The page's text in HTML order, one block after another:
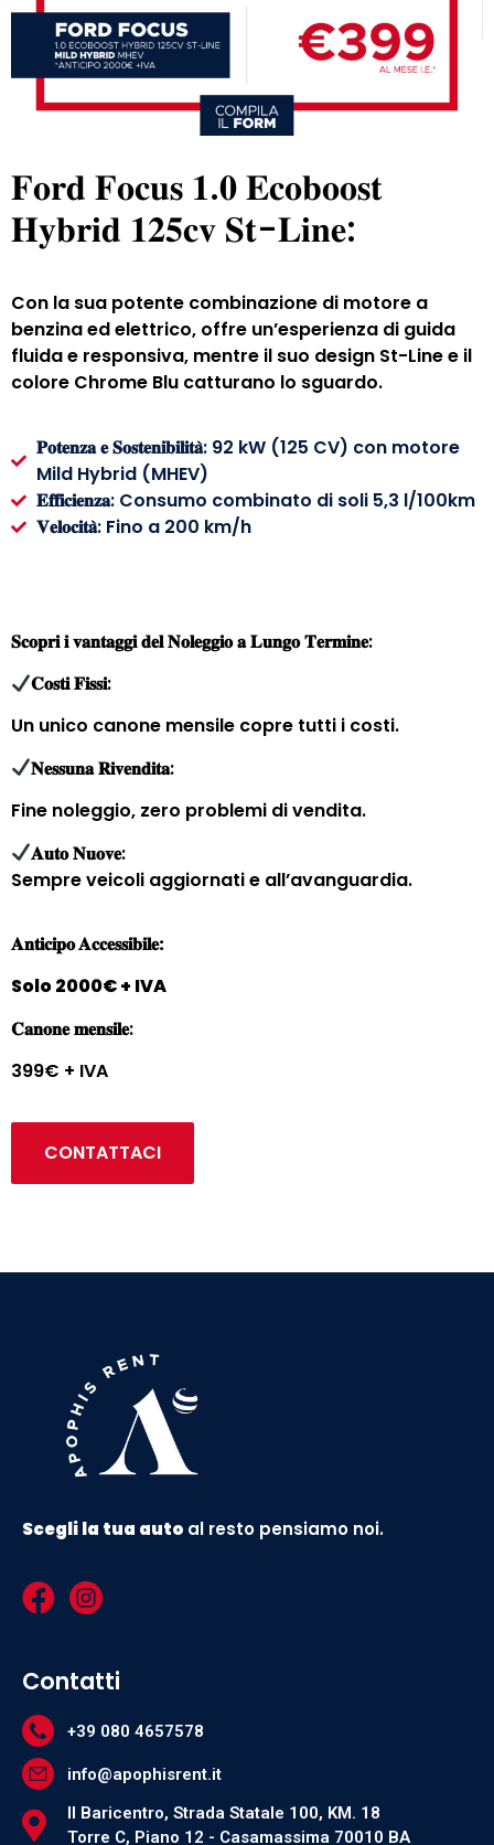
𝐅𝐨𝐫𝐝 𝐅𝐨𝐜𝐮𝐬 𝟏.𝟎 𝐄𝐜𝐨𝐛𝐨𝐨𝐬𝐭
𝐇𝐲𝐛𝐫𝐢𝐝 𝟏𝟐𝟓𝐜𝐯 𝐒𝐭-𝐋𝐢𝐧𝐞:
Con la sua potente combinazione di motore a
benzina ed elettrico, offre un’esperienza di guida
fluida e responsiva, mentre il suo design St-Line e il
colore Chrome Blu catturano lo sguardo.
𝐏𝐨𝐭𝐞𝐧𝐳𝐚 𝐞 𝐒𝐨𝐬𝐭𝐞𝐧𝐢𝐛𝐢𝐥𝐢𝐭𝐚̀: 92 kW (125 CV) con motore
Mild Hybrid (MHEV)
𝐄𝐟𝐟𝐢𝐜𝐢𝐞𝐧𝐳𝐚: Consumo combinato di soli 5,3 l/100km
𝐕𝐞𝐥𝐨𝐜𝐢𝐭𝐚̀: Fino a 200 km/h
𝐒𝐜𝐨𝐩𝐫𝐢 𝐢 𝐯𝐚𝐧𝐭𝐚𝐠𝐠𝐢 𝐝𝐞𝐥 𝐍𝐨𝐥𝐞𝐠𝐠𝐢𝐨 𝐚 𝐋𝐮𝐧𝐠𝐨 𝐓𝐞𝐫𝐦𝐢𝐧𝐞:
𝐂𝐨𝐬𝐭𝐢 𝐅𝐢𝐬𝐬𝐢:
Un unico canone mensile copre tutti i costi.
𝐍𝐞𝐬𝐬𝐮𝐧𝐚 𝐑𝐢𝐯𝐞𝐧𝐝𝐢𝐭𝐚:
Fine noleggio, zero problemi di vendita.
𝐀𝐮𝐭𝐨 𝐍𝐮𝐨𝐯𝐞:
Sempre veicoli aggiornati e all’avanguardia.
𝐀𝐧𝐭𝐢𝐜𝐢𝐩𝐨 𝐀𝐜𝐜𝐞𝐬𝐬𝐢𝐛𝐢𝐥𝐞:
Solo 2000€ + IVA
𝐂𝐚𝐧𝐨𝐧𝐞 𝐦𝐞𝐧𝐬𝐢𝐥𝐞:
399€ + IVA
CONTATTACI
Scegli la tua auto al resto pensiamo noi.
Contatti
+39 080 4657578
info@apophisrent.it
Il Baricentro, Strada Statale 100, KM. 18
Torre C, Piano 12 - Casamassima 70010 BA